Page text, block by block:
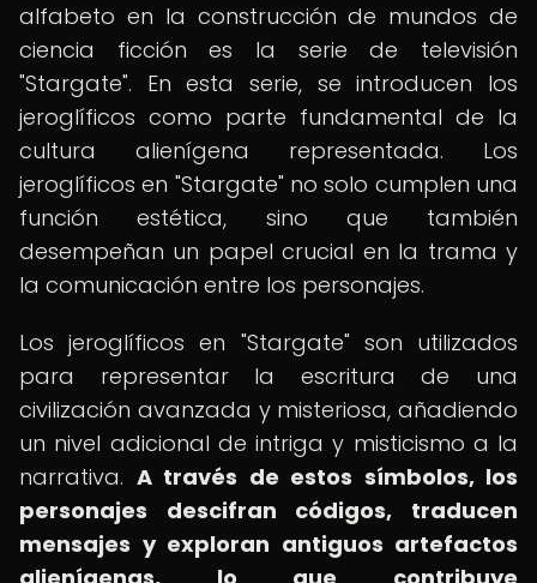
alfabeto en la construcción de mundos de
ciencia ficción es la serie de televisión
"Stargate". En esta serie, se introducen los
jeroglíficos como parte fundamental de la
cultura alienígena representada. Los
jeroglíficos en "Stargate" no solo cumplen una
función estética, sino que también
desempeñan un papel crucial en la trama y
la comunicación entre los personajes.
Los jeroglíficos en "Stargate" son utilizados
para representar la escritura de una
civilización avanzada y misteriosa, añadiendo
un nivel adicional de intriga y misticismo a la
narrativa. A través de estos símbolos, los
personajes descifran códigos, traducen
mensajes y exploran antiguos artefactos